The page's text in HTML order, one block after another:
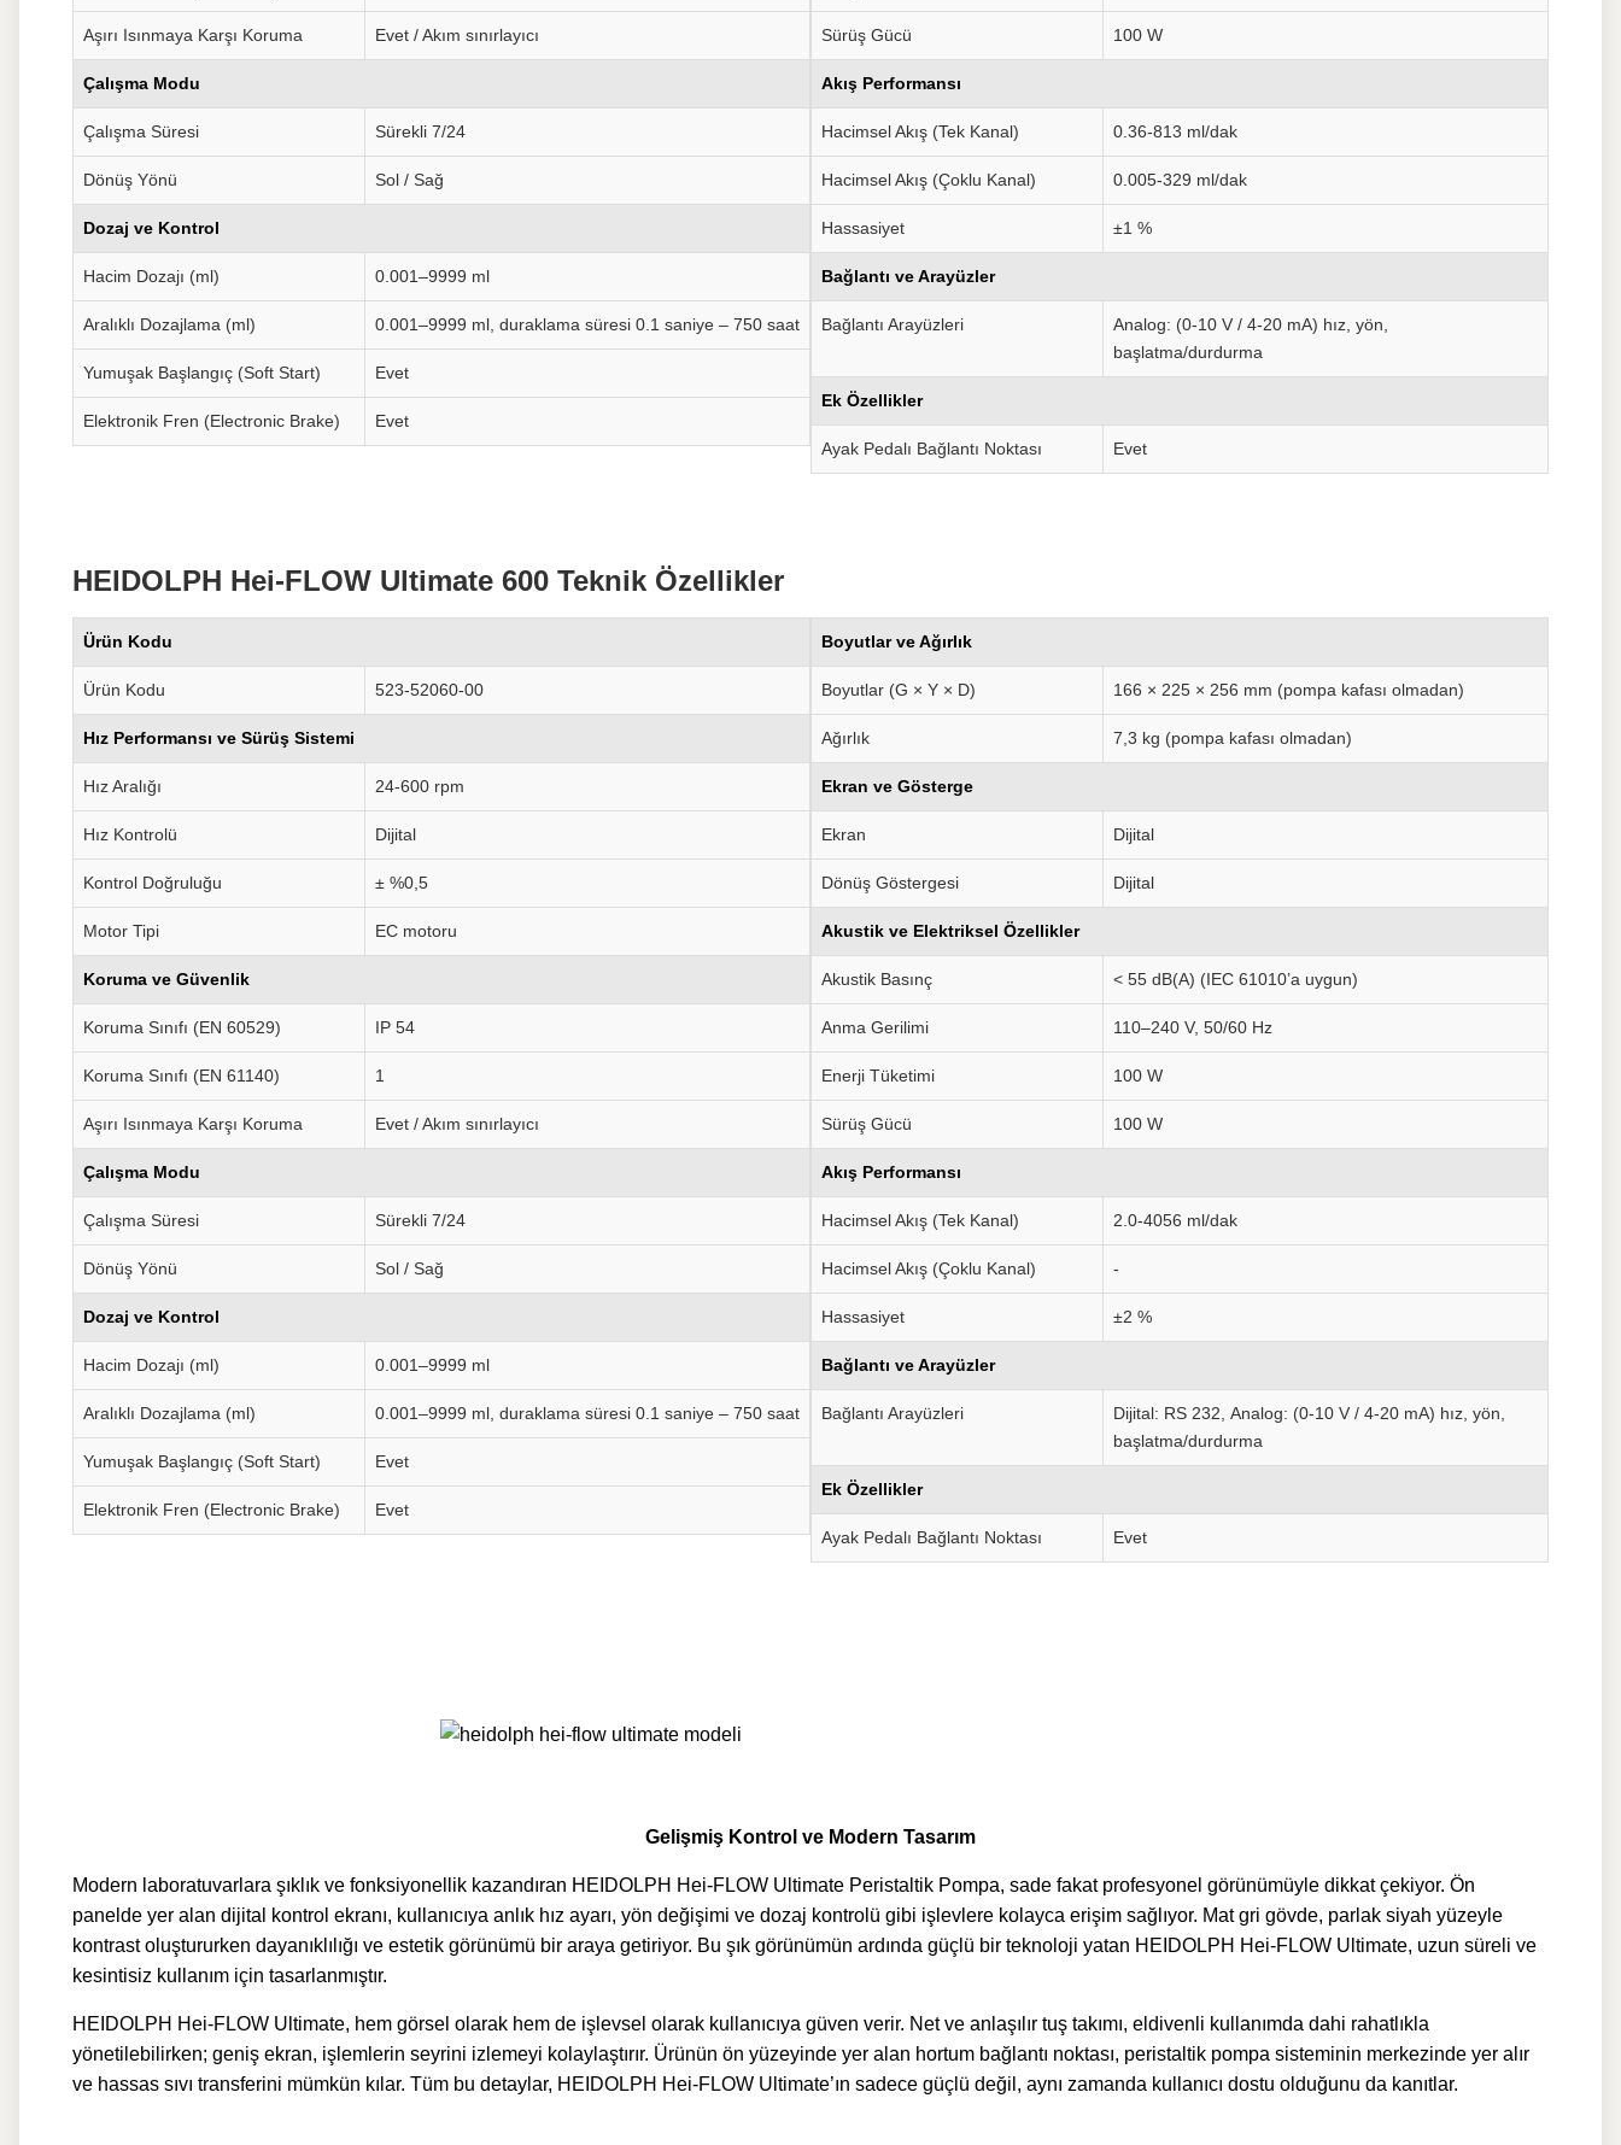
Aşırı Isınmaya Karşı Koruma Evet / Akım sınırlayıcı
Çalışma Modu
Çalışma Süresi Sürekli 7/24
Dönüş Yönü Sol / Sağ
Dozaj ve Kontrol
Hacim Dozajı (ml) 0.001–9999 ml
Aralıklı Dozajlama (ml) 0.001–9999 ml, duraklama süresi 0.1 saniye – 750 saat
Yumuşak Başlangıç (Soft Start) Evet
Elektronik Fren (Electronic Brake) Evet
Sürüş Gücü 100 W
Akış Performansı
Hacimsel Akış (Tek Kanal) 0.36-813 ml/dak
Hacimsel Akış (Çoklu Kanal) 0.005-329 ml/dak
Hassasiyet ±1 %
Bağlantı ve Arayüzler
Bağlantı Arayüzleri
Analog: (0-10 V / 4-20 mA) hız, yön,
başlatma/durdurma
Ek Özellikler
Ayak Pedalı Bağlantı Noktası Evet
HEIDOLPH Hei-FLOW Ultimate 600 Teknik Özellikler
Ürün Kodu
Ürün Kodu 523-52060-00
Hız Performansı ve Sürüş Sistemi
Hız Aralığı 24-600 rpm
Hız Kontrolü Dijital
Kontrol Doğruluğu ± %0,5
Motor Tipi EC motoru
Koruma ve Güvenlik
Koruma Sınıfı (EN 60529) IP 54
Koruma Sınıfı (EN 61140) 1
Aşırı Isınmaya Karşı Koruma Evet / Akım sınırlayıcı
Çalışma Modu
Çalışma Süresi Sürekli 7/24
Dönüş Yönü Sol / Sağ
Dozaj ve Kontrol
Hacim Dozajı (ml) 0.001–9999 ml
Aralıklı Dozajlama (ml) 0.001–9999 ml, duraklama süresi 0.1 saniye – 750 saat
Yumuşak Başlangıç (Soft Start) Evet
Elektronik Fren (Electronic Brake) Evet
Boyutlar ve Ağırlık
Boyutlar (G × Y × D) 166 × 225 × 256 mm (pompa kafası olmadan)
Ağırlık 7,3 kg (pompa kafası olmadan)
Ekran ve Gösterge
Ekran Dijital
Dönüş Göstergesi Dijital
Akustik ve Elektriksel Özellikler
Akustik Basınç < 55 dB(A) (IEC 61010’a uygun)
Anma Gerilimi 110–240 V, 50/60 Hz
Enerji Tüketimi 100 W
Sürüş Gücü 100 W
Akış Performansı
Hacimsel Akış (Tek Kanal) 2.0-4056 ml/dak
Hacimsel Akış (Çoklu Kanal) -
Hassasiyet ±2 %
Bağlantı ve Arayüzler
Bağlantı Arayüzleri Dijital: RS 232, Analog: (0-10 V / 4-20 mA) hız, yön,
başlatma/durdurma
Ek Özellikler
Ayak Pedalı Bağlantı Noktası Evet
Gelişmiş Kontrol ve Modern Tasarım
Modern laboratuvarlara şıklık ve fonksiyonellik kazandıran HEIDOLPH Hei-FLOW Ultimate Peristaltik Pompa, sade fakat profesyonel görünümüyle dikkat çekiyor. Ön
panelde yer alan dijital kontrol ekranı, kullanıcıya anlık hız ayarı, yön değişimi ve dozaj kontrolü gibi işlevlere kolayca erişim sağlıyor. Mat gri gövde, parlak siyah yüzeyle
kontrast oluştururken dayanıklılığı ve estetik görünümü bir araya getiriyor. Bu şık görünümün ardında güçlü bir teknoloji yatan HEIDOLPH Hei-FLOW Ultimate, uzun süreli ve
kesintisiz kullanım için tasarlanmıştır.
HEIDOLPH Hei-FLOW Ultimate, hem görsel olarak hem de işlevsel olarak kullanıcıya güven verir. Net ve anlaşılır tuş takımı, eldivenli kullanımda dahi rahatlıkla
yönetilebilirken; geniş ekran, işlemlerin seyrini izlemeyi kolaylaştırır. Ürünün ön yüzeyinde yer alan hortum bağlantı noktası, peristaltik pompa sisteminin merkezinde yer alır
ve hassas sıvı transferini mümkün kılar. Tüm bu detaylar, HEIDOLPH Hei-FLOW Ultimate’ın sadece güçlü değil, aynı zamanda kullanıcı dostu olduğunu da kanıtlar.